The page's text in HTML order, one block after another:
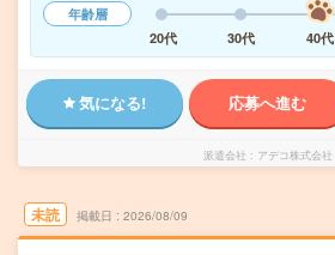
年齢層
20代
30代 40代
気になる! 応募へ進む
派遣会社 アデコ株式会社
未読 掲載日 2026/08/09